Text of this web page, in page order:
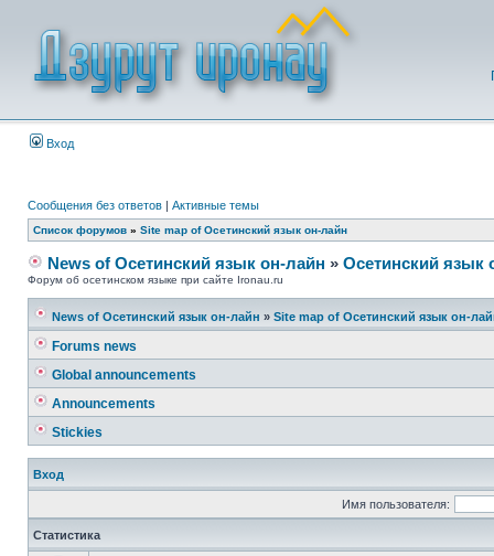
Вход
Сообщения без ответов | Активные темы
Список форумов » Site map of Осетинский язык он-лайн
News of Осетинский язык он-лайн » Осетинский язык
Форум об осетинском языке при сайте Ironau.ru
News of Осетинский язык он-лайн » Site map of Осетинский язык он-
Forums news
Global announcements
Announcements
Stickies
Вход
Имя пользователя:
Статистика